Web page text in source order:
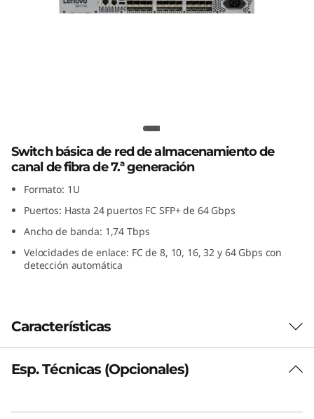
g
e
n
a
Lenovo ThinkSystem DB710S
Switch básica de red de almacenamiento de
canal de fibra de 7.ª generación
Formato: 1U
Puertos: Hasta 24 puertos FC SFP+ de 64 Gbps
Ancho de banda: 1,74 Tbps
Velocidades de enlace: FC de 8, 10, 16, 32 y 64 Gbps con
detección automática
Características
Esp. Técnicas (Opcionales)